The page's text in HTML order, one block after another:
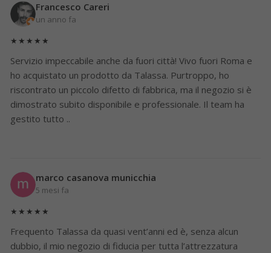
Francesco Careri
un anno fa
★★★★★
Servizio impeccabile anche da fuori città! Vivo fuori Roma e
ho acquistato un prodotto da Talassa. Purtroppo, ho
riscontrato un piccolo difetto di fabbrica, ma il negozio si è
dimostrato subito disponibile e professionale. Il team ha
gestito tutto ..
marco casanova municchia
5 mesi fa
★★★★★
Frequento Talassa da quasi vent’anni ed è, senza alcun
dubbio, il mio negozio di fiducia per tutta l’attrezzatura